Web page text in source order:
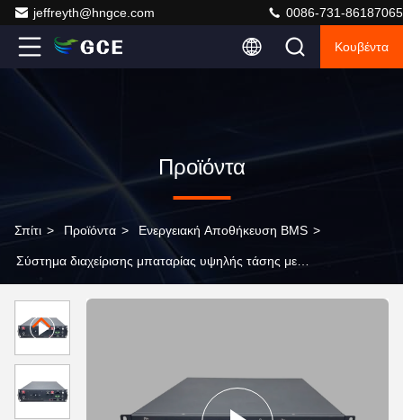
jeffreyth@hngce.com 0086-731-86187065
Κουβέντα
Προϊόντα
Σπίτι > Προϊόντα > Ενεργειακή Αποθήκευση BMS >
Σύστημα διαχείρισης μπαταρίας υψηλής τάσης με